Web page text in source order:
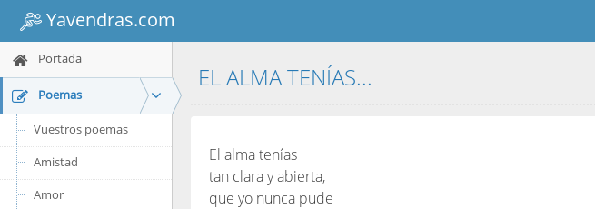
Yavendras.com
Portada
Poemas
Vuestros poemas
Amistad
Amor
EL ALMA TENÍAS...
El alma tenías
tan clara y abierta,
que yo nunca pude